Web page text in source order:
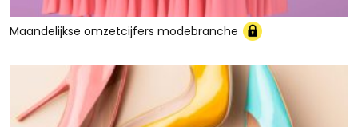
Maandelijkse omzetcijfers modebranche